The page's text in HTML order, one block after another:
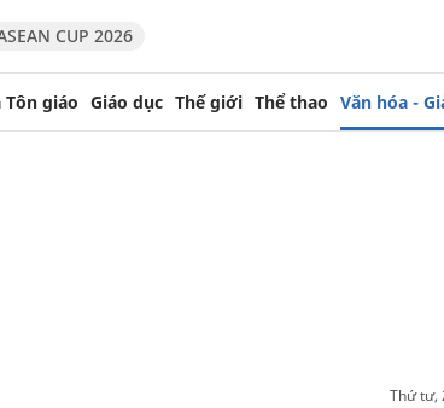
CUP 2026
Tôn giáo Giáo dục Thế giới Thể thao Văn hóa -
thứ